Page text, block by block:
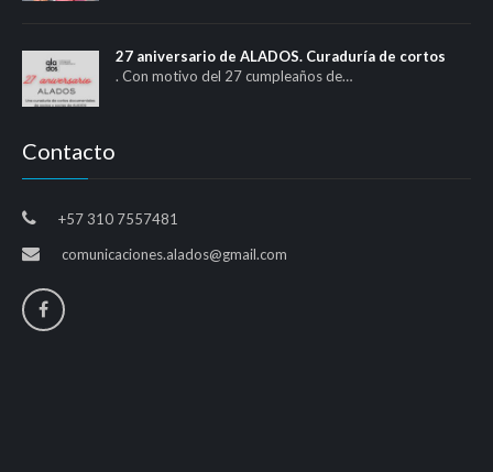
27 aniversario de ALADOS. Curaduría de cortos
. Con motivo del 27 cumpleaños de…
Contacto
+57 310 7557481
comunicaciones.alados@gmail.com